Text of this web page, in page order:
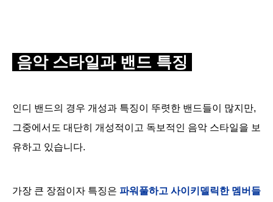
음악 스타일과 밴드 특징
인디 밴드의 경우 개성과 특징이 뚜렷한 밴드들이 많지만,
그중에서도 대단히 개성적이고 독보적인 음악 스타일을 보
유하고 있습니다.
가장 큰 장점이자 특징은 파워풀하고 사이키델릭한 멤버들